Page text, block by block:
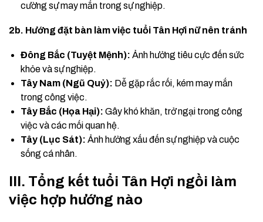
cường sự may mắn trong sự nghiệp.
2b. Hướng đặt bàn làm việc tuổi Tân Hợi nữ nên tránh
Đông Bắc (Tuyệt Mệnh): Ảnh hưởng tiêu cực đến sức
khỏe và sự nghiệp.
Tây Nam (Ngũ Quỷ): Dễ gặp rắc rối, kém may mắn
trong công việc.
Tây Bắc (Họa Hại): Gây khó khăn, trở ngại trong công
việc và các mối quan hệ.
Tây (Lục Sát): Ảnh hưởng xấu đến sự nghiệp và cuộc
sống cá nhân.
III. Tổng kết tuổi Tân Hợi ngồi làm
việc hợp hướng nào